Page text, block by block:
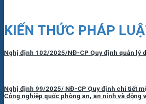
KIẾN THỨC PHÁP
Nghị định 102/2025/NĐ-CP Quy định quản lý
Nghị định 99/2025/ NĐ-CP Quy định chi tiết
Công nghiệp quốc phòng an, an ninh và động